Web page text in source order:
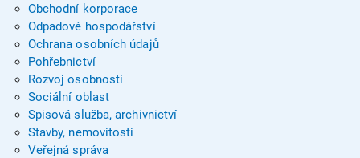
Obchodní korporace
Odpadové hospodářství
Ochrana osobních údajů
Pohřebnictví
Rozvoj osobnosti
Sociální oblast
Spisová služba, archivnictví
Stavby, nemovitosti
Veřejná správa